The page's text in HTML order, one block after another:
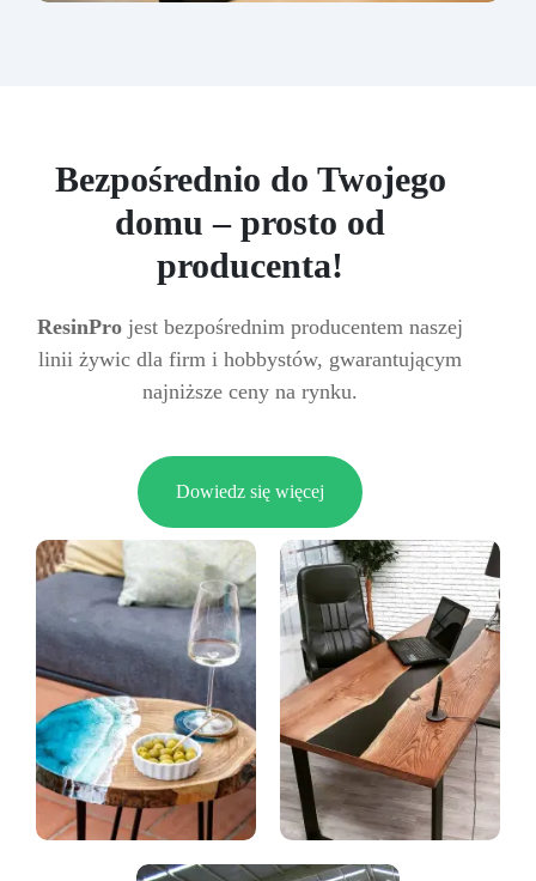
Bezpośrednio do Twojego
domu – prosto od
producenta!
ResinPro jest bezpośrednim producentem naszej
linii żywic dla firm i hobbystów, gwarantującym
najniższe ceny na rynku.
Dowiedz się więcej